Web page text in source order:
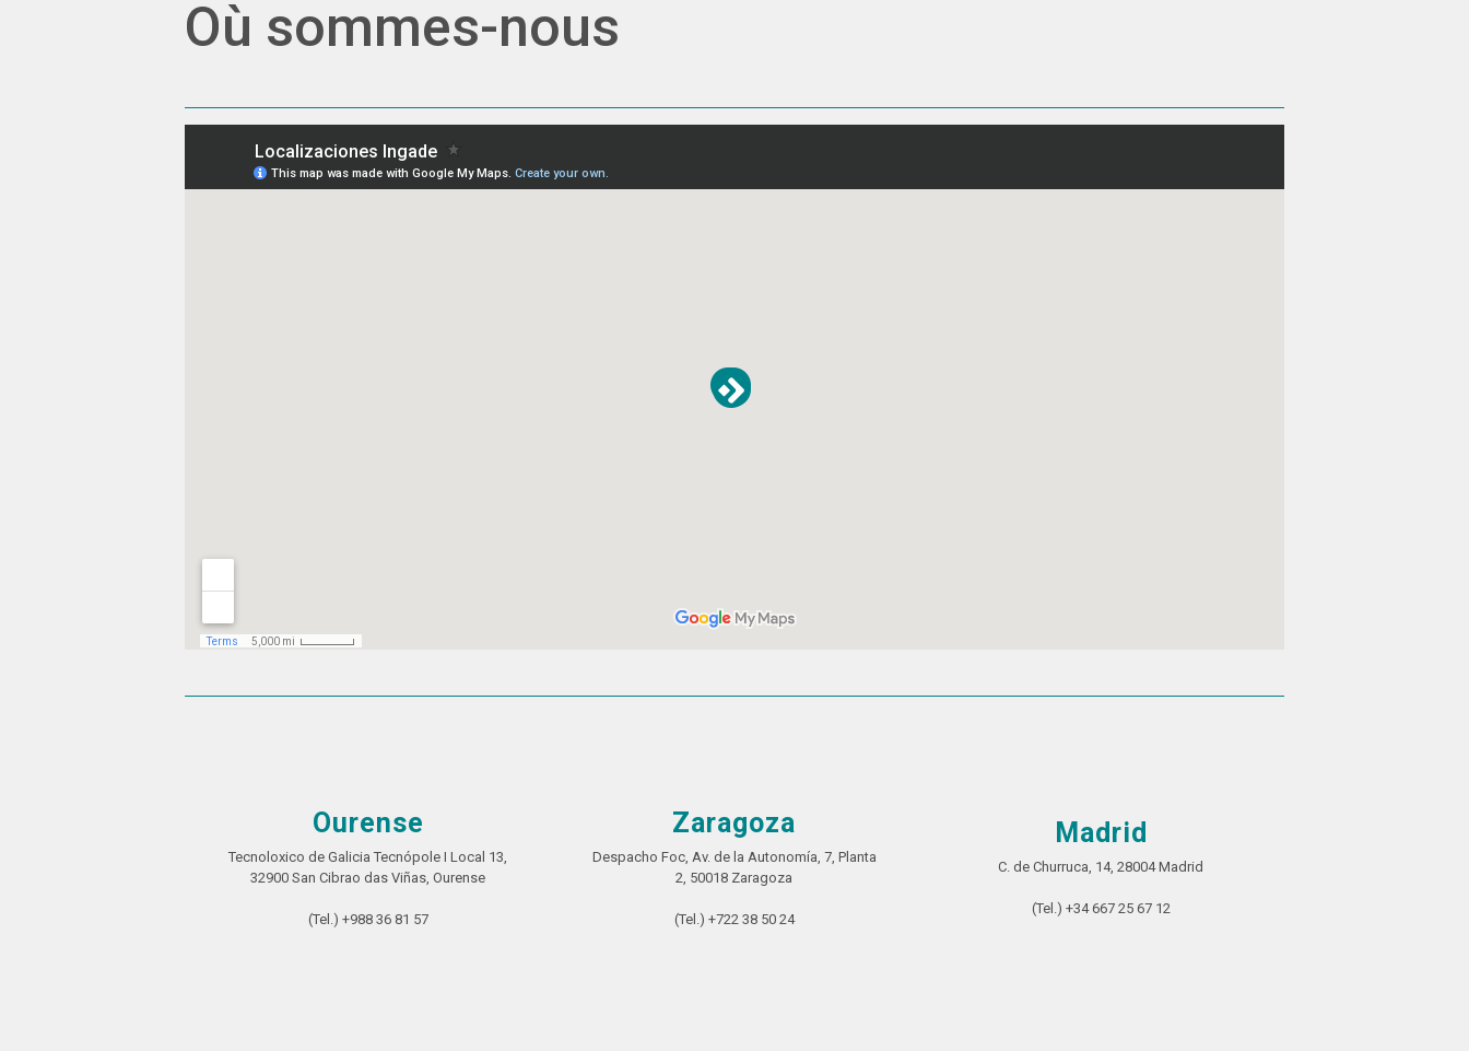
Où sommes-nous
Ourense
Tecnoloxico de Galicia Tecnópole I Local 13,
32900 San Cibrao das Viñas, Ourense
(Tel.) +988 36 81 57
Zaragoza
Despacho Foc, Av. de la Autonomía, 7, Planta
2, 50018 Zaragoza
(Tel.) +722 38 50 24
Madrid
C. de Churruca, 14, 28004 Madrid
(Tel.) +34 667 25 67 12